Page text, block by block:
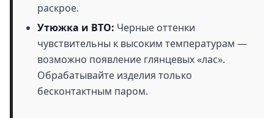
раскрое.
Утюжка и ВТО: Черные оттенки
чувствительны к высоким температурам —
возможно появление глянцевых «лас».
Обрабатывайте изделия только
бесконтактным паром.